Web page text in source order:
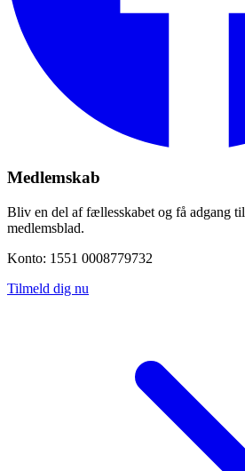
Medlemskab
Bliv en del af fællesskabet og få adgang
medlemsblad.
Konto: 1551 0008779732
Tilmeld dig nu